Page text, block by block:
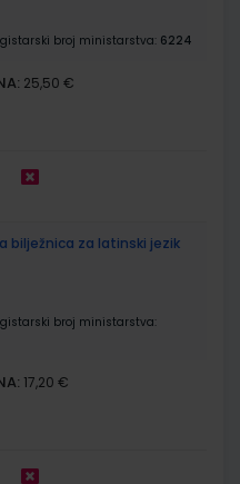
broj ministarstva: 6224
25,50 €
bilježnica za latinski jezik
broj ministarstva:
17,20 €